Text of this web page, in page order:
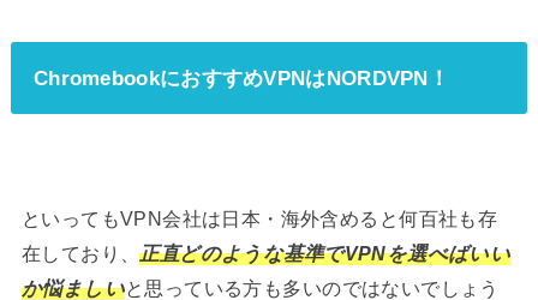
ChromebookにおすすめVPNはNORDVPN！
といってもVPN会社は日本・海外含めると何百社も存
在しており、正直どのような基準でVPNを選べばいい
か悩ましいと思っている方も多いのではないでしょう